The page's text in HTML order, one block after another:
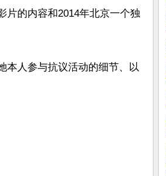
片的内容和2014年北京一个独
本人参与抗议活动的细节、以